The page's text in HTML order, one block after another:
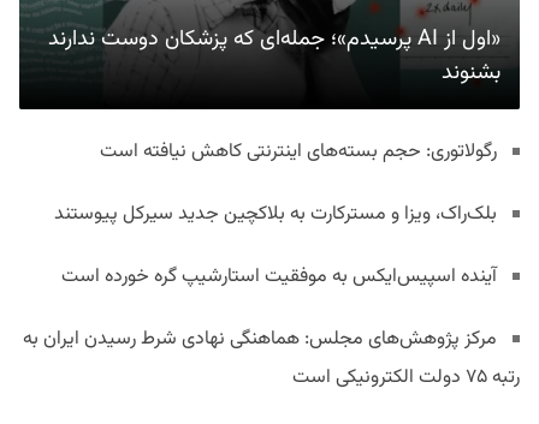
«اول از AI پرسیدم»؛ جمله‌ای که پزشکان دوست ندارند
بشنوند
رگولاتوری: حجم بسته‌های اینترنتی کاهش نیافته است
بلک‌راک، ویزا و مسترکارت به بلاکچین جدید سیرکل پیوستند
آینده اسپیس‌ایکس به موفقیت استارشیپ گره خورده است
مرکز پژوهش‌های مجلس: هماهنگی نهادی شرط رسیدن ایران به
رتبه ۷۵ دولت الکترونیکی است